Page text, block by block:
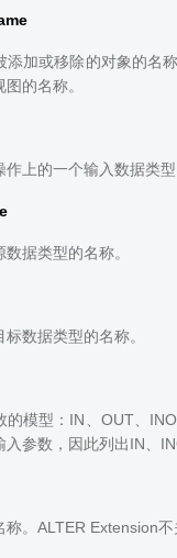
添加或移除的对象的名
的名称。
作上的一个输入数据类
据类型的名称。
数据类型的名称。
的模型：IN、OUT、
参数，因此列出IN、
称。ALTER Extension